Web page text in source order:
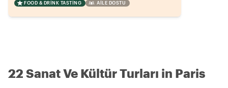
FOOD & DRINK TASTING AILE DOSTU
22 Sanat Ve Kültür Turları in Paris